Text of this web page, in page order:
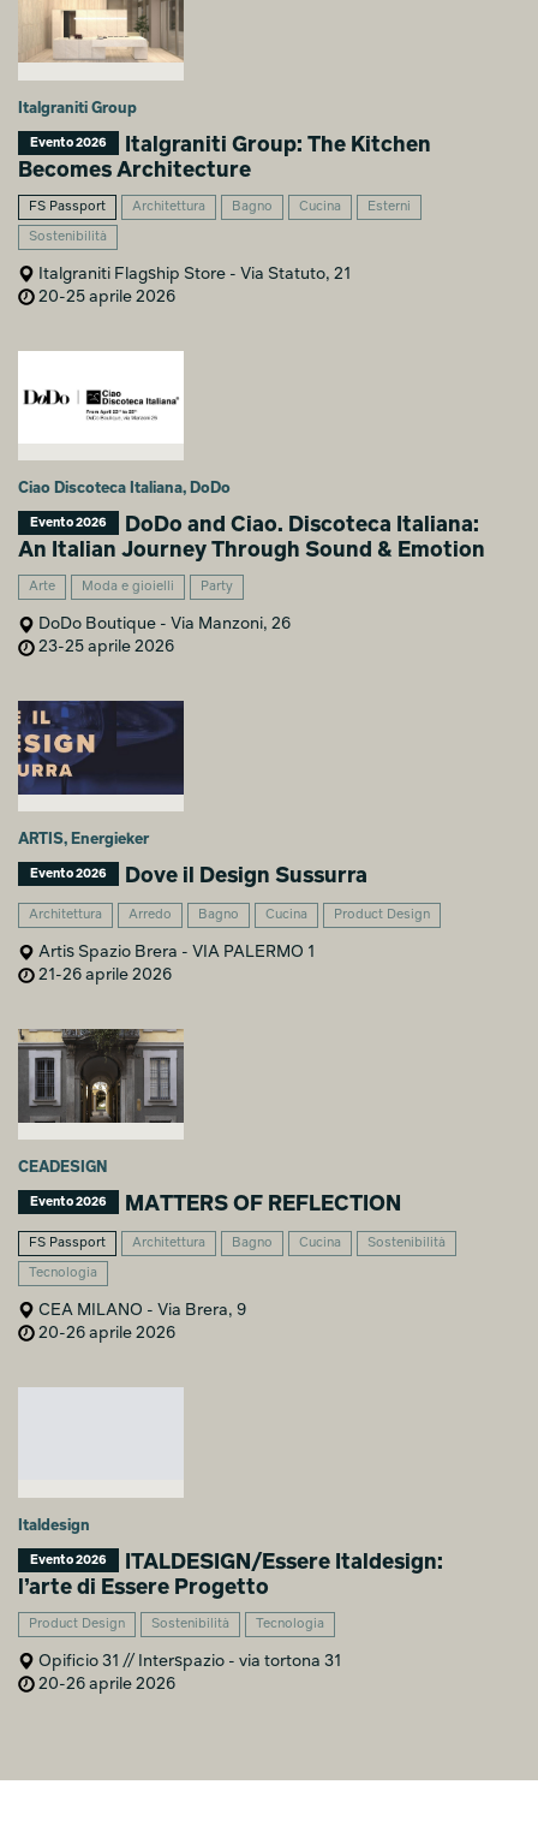
Italgraniti Group
Evento 2026
Italgraniti Group: The Kitchen
Becomes Architecture
FS Passport Architettura Bagno Cucina Esterni
Sostenibilità
Italgraniti Flagship Store - Via Statuto, 21
20-25 aprile 2026
Ciao Discoteca Italiana, DoDo
Evento 2026
DoDo and Ciao. Discoteca Italiana:
An Italian Journey Through Sound & Emotion
Arte Moda e gioielli Party
DoDo Boutique - Via Manzoni, 26
23-25 aprile 2026
ARTIS, Energieker
Evento 2026 Dove il Design Sussurra
Architettura Arredo Bagno Cucina Product Design
Artis Spazio Brera - VIA PALERMO 1
21-26 aprile 2026
CEADESIGN
Evento 2026 MATTERS OF REFLECTION
FS Passport Architettura Bagno Cucina Sostenibilità
Tecnologia
CEA MILANO - Via Brera, 9
20-26 aprile 2026
Italdesign
Evento 2026
ITALDESIGN/Essere Italdesign:
l’arte di Essere Progetto
Product Design Sostenibilità Tecnologia
Opificio 31 // Interspazio - via tortona 31
20-26 aprile 2026